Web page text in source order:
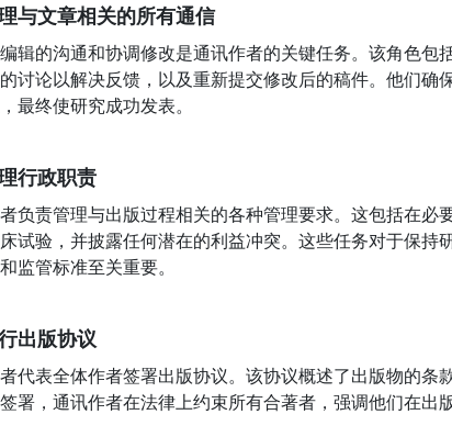
与文章相关的所有通信
的沟通和协调修改是通讯作者的关键任务。该角色包
讨论以解决反馈，以及重新提交修改后的稿件。他们确
最终使研究成功发表。
行政职责
责管理与出版过程相关的各种管理要求。这包括在必
试验，并披露任何潜在的利益冲突。这些任务对于保持
监管标准至关重要。
出版协议
表全体作者签署出版协议。该协议概述了出版物的条
署，通讯作者在法律上约束所有合著者，强调他们在出